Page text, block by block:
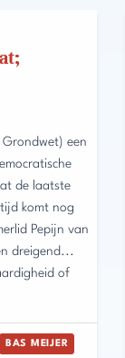
een
de laatste
komt nog
Pepijn van
dreigend...
of
BAS MEIJER